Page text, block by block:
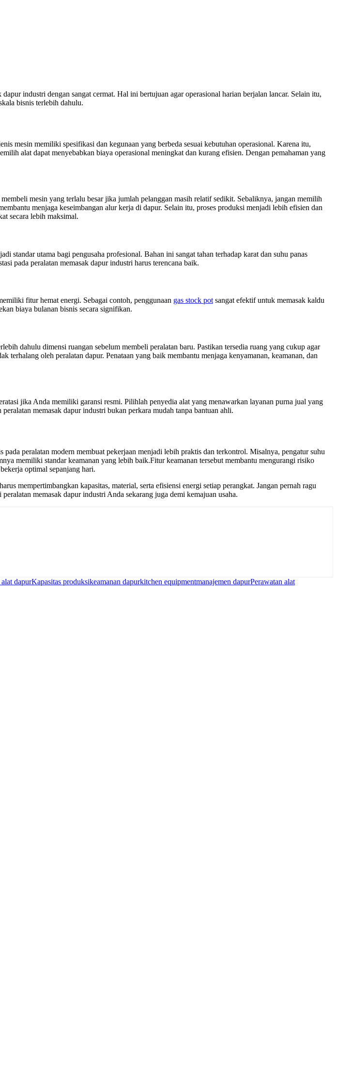
industri dengan sangat cermat. Hal ini bertujuan agar operasional harian berjalan lancar. Selain itu,
bisnis terlebih dahulu.
mesin memiliki spesifikasi dan kegunaan yang berbeda sesuai kebutuhan operasional. Karena itu,
alat dapat menyebabkan biaya operasional meningkat dan kurang efisien. Dengan pemahaman yang
mesin yang terlalu besar jika jumlah pelanggan masih relatif sedikit. Sebaliknya, jangan memilih
menjaga keseimbangan alur kerja di dapur. Selain itu, proses produksi menjadi lebih efisien dan
secara lebih maksimal.
standar utama bagi pengusaha profesional. Bahan ini sangat tahan terhadap karat dan suhu panas
pada peralatan memasak dapur industri harus terencana baik.
fitur hemat energi. Sebagai contoh, penggunaan gas stock pot sangat efektif untuk memasak kaldu
biaya bulanan bisnis secara signifikan.
dahulu dimensi ruangan sebelum membeli peralatan baru. Pastikan tersedia ruang yang cukup agar
terhalang oleh peralatan dapur. Penataan yang baik membantu menjaga kenyamanan, keamanan, dan
jika Anda memiliki garansi resmi. Pilihlah penyedia alat yang menawarkan layanan purna jual yang
memasak dapur industri bukan perkara mudah tanpa bantuan ahli.
peralatan modern membuat pekerjaan menjadi lebih praktis dan terkontrol. Misalnya, pengatur suhu
memiliki standar keamanan yang lebih baik.Fitur keamanan tersebut membantu mengurangi risiko
optimal sepanjang hari.
mempertimbangkan kapasitas, material, serta efisiensi energi setiap perangkat. Jangan pernah ragu
memasak dapur industri Anda sekarang juga demi kemajuan usaha.
dapurKapasitas produksikeamanan dapurkitchen equipmentmanajemen dapurPerawatan alat